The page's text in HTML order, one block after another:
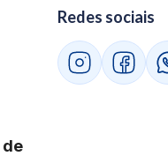
fiscal
Redes sociais